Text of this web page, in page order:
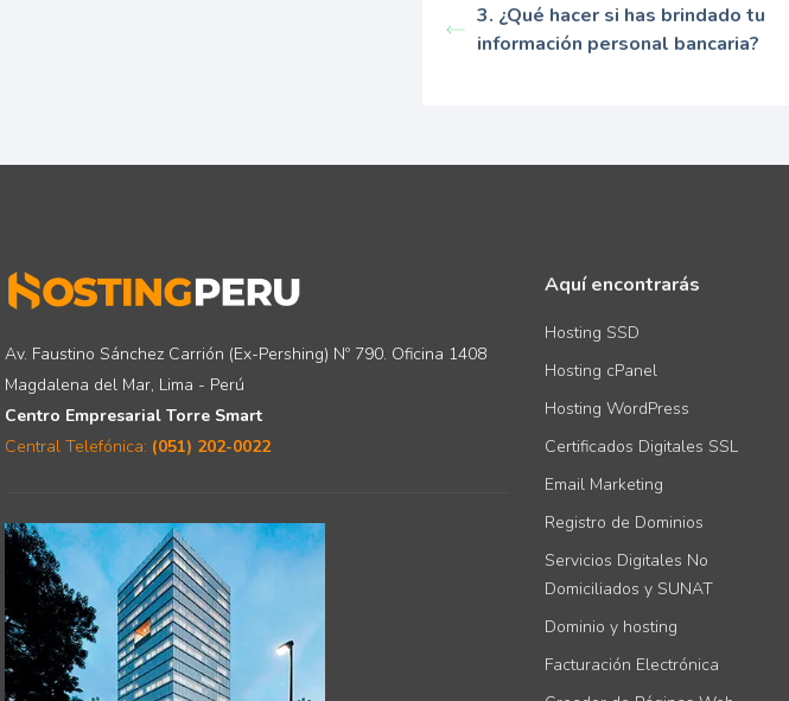
3. ¿Qué hacer si has brindado tu
información personal bancaria?
Av. Faustino Sánchez Carrión (Ex-Pershing) Nº 790. Oficina 1408
Magdalena del Mar, Lima - Perú
Centro Empresarial Torre Smart
Central Telefónica: (051) 202-0022
Aquí encontrarás
Hosting SSD
Hosting cPanel
Hosting WordPress
Certificados Digitales SSL
Email Marketing
Registro de Dominios
Servicios Digitales No
Domiciliados y SUNAT
Dominio y hosting
Facturación Electrónica